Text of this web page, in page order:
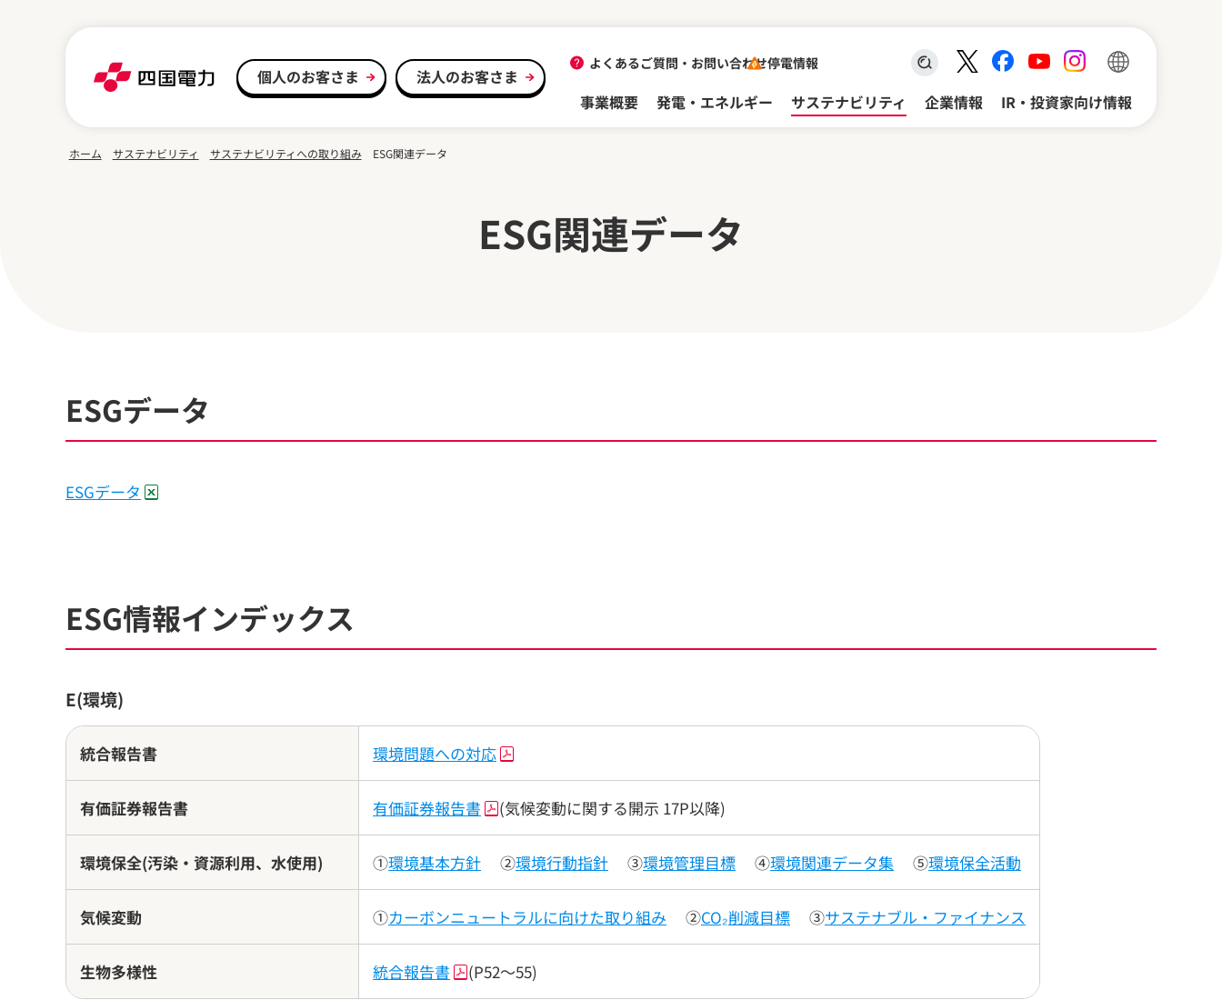
個人のお客さま
法人のお客さま
事業概要
発電・エネルギー サステナビリティ 企業情報 IR・投資家向け情報
よくあるご質問・ お問い合わせ停電情報
検索キーワード入力
ホーム サステナビリティ サステナビリティへの取り組み ESG関連データ
ESG関連データ
ESGデータ
ESGデータ
ESG情報インデックス
E(環境)
統合報告書 環境問題への対応
有価証券報告書 有価証券報告書 (気候変動に関する開示 17P以降)
環境保全(汚染・資源利用、水使用) ①環境基本方針 ②環境行動指針 ③環境管理目標 ④環境関連データ集 ⑤環境保全活動
気候変動 ①カーボンニュートラルに向けた取り組み ②CO₂削減目標 ③サステナブル・ファイナンス
生物多様性 統合報告書 (P52～55)